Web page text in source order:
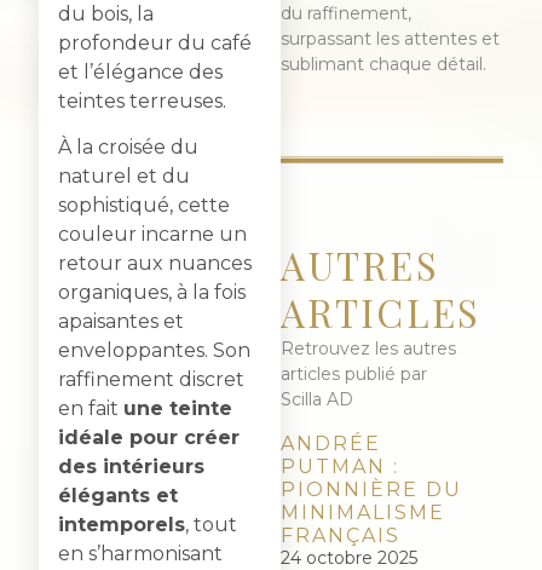
du bois, la
profondeur du café
et l’élégance des
teintes terreuses.
À la croisée du
naturel et du
sophistiqué, cette
couleur incarne un
retour aux nuances
organiques, à la fois
apaisantes et
enveloppantes. Son
raffinement discret
en fait une teinte
idéale pour créer
des intérieurs
élégants et
intemporels, tout
en s’harmonisant
du raffinement,
surpassant les attentes et
sublimant chaque détail.
AUTRES
ARTICLES
Retrouvez les autres
articles publié par
Scilla AD
ANDRÉE
PUTMAN :
PIONNIÈRE DU
MINIMALISME
FRANÇAIS
24 octobre 2025